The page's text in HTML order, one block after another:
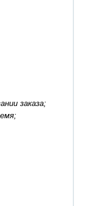
заказа;